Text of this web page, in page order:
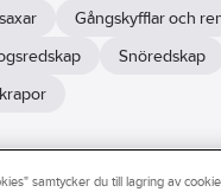
Gångskyfflar och
Snöredskap
samtycker du till lagring av